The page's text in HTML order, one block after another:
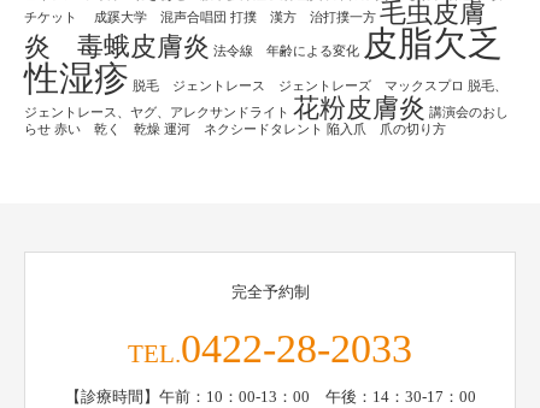
チケット
成蹊大学 混声合唱団 打撲 漢方 治打撲一方 毛虫皮膚
炎 毒蛾皮膚炎 法令線 年齢による変化 皮脂欠乏
性湿疹 脱毛 ジェントレース ジェントレーズ マックスプロ
脱毛、
ジェントレース、ヤグ、アレクサンドライト 花粉皮膚炎 講演会のおし
らせ 赤い 乾く 乾燥 運河 ネクシードタレント 陥入爪 爪の切り方
完全予約制
TEL.0422-28-2033
【診療時間】午前：10：00-13：00 午後：14：30-17：00